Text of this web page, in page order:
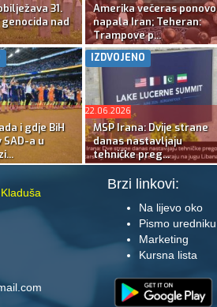
31.
nad
Amerika večeras ponovo
napala Iran; Teheran:
Trampove p...
i gdje BiH
a u
IZDVOJENO
22.06.2026
MSP Irana: Dvije strane
danas nastavljaju
tehničke preg...
Brzi linkovi:
Na lijevo oko
Pismo uredniku
Marketing
Kursna lista